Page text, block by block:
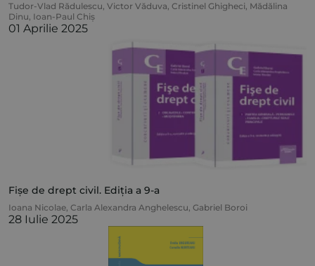
Tudor-Vlad Rădulescu, Victor Văduva, Cristinel Ghigheci, Mădălina
Dinu, Ioan-Paul Chiș
01 Aprilie 2025
Fișe de drept civil. Ediția a 9-a
Ioana Nicolae, Carla Alexandra Anghelescu, Gabriel Boroi
28 Iulie 2025